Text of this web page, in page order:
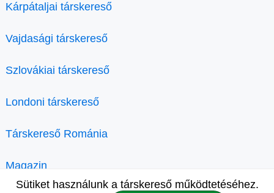
Kárpátaljai társkereső
Vajdasági társkereső
Szlovákiai társkereső
Londoni társkereső
Társkereső Románia
Magazin
Sütiket használunk a társkereső működtetéséhez.